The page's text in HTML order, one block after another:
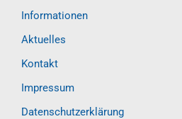
Informationen
Aktuelles
Kontakt
Impressum
Datenschutzerklärung